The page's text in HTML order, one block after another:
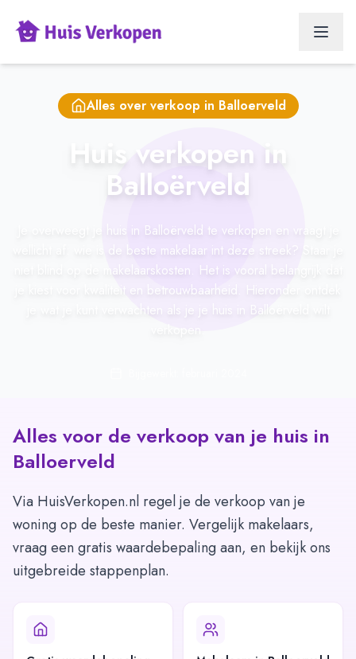
Alles over verkoop in Balloerveld
Huis verkopen in
Balloërveld
Je overweegt je huis in Balloërveld te verkopen en vraagt je
wellicht af: wie is de beste makelaar int deze streek? Staar je
niet blind op de makelaarskosten. Het is vooral belangrijk dat
je kiest voor kwaliteit en betrouwbaarheid. Hieronder ontdek
je wat je kunt verwachten als je je huis in Balloërveld wilt
Alles voor de verkoop van je huis in
Balloerveld
Via HuisVerkopen.nl regel je de verkoop van je
woning op de beste manier. Vergelijk makelaars,
vraag een gratis waardebepaling aan, en bekijk ons
uitgebreide stappenplan.